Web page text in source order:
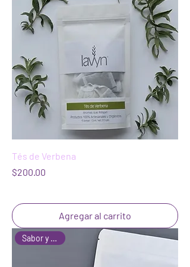
Tés de Verbena
Precio
$200.00
Agregar al carrito
Sabor y Aroma